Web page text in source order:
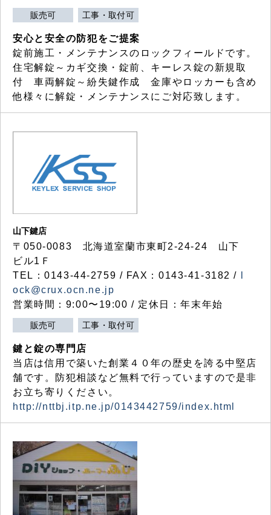
販売可 工事・取付可
安心と安全の防犯をご提案
錠前施工・メンテナンスのロックフィールドです。
住宅解錠～カギ交換・錠前、キーレス錠の新規取
付 車両解錠～紛失鍵作成 金庫やロッカーも含め
他様々に解錠・メンテナンスにご対応致します。
山下鍵店
〒050-0083 北海道室蘭市東町2-24-24 山下
ビル1Ｆ
TEL：0143-44-2759 / FAX：0143-41-3182 /
ock@crux.ocn.ne.jp
営業時間：9:00〜19:00 / 定休日：年末年始
販売可 工事・取付可
鍵と錠の専門店
当店は信用で築いた創業４０年の歴史を誇る中堅店
舗です。防犯相談など無料で行っていますので是非
お立ち寄りください。
http://nttbj.itp.ne.jp/0143442759/index.html